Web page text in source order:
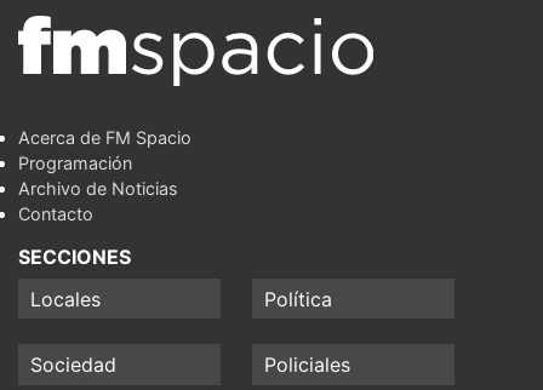
Acerca de FM Spacio
Programación
Archivo de Noticias
Contacto
SECCIONES
Locales
Política
Sociedad Policiales